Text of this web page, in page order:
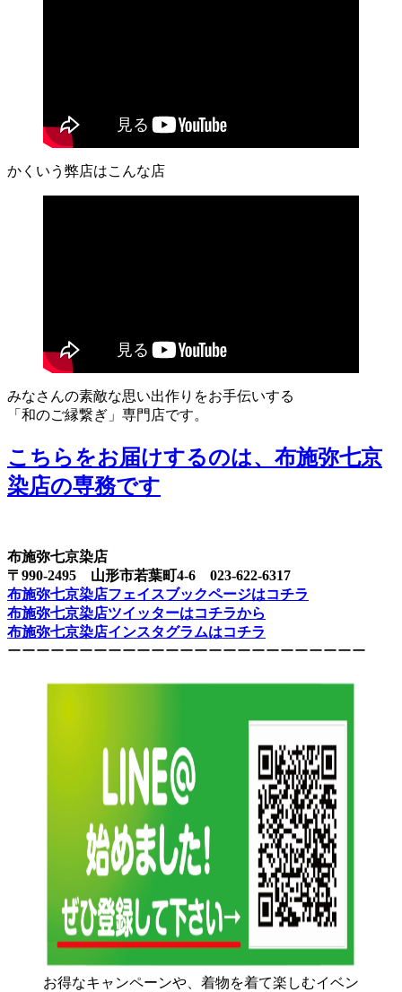
かくいう弊店はこんな店
みなさんの素敵な思い出作りをお手伝いする
「和のご縁繋ぎ」専門店です。
こちらをお届けするのは、布施弥七京
染店の専務です
布施弥七京染店
〒990-2495 山形市若葉町4-6 023-622-6317
布施弥七京染店フェイスブックページはコチラ
布施弥七京染店ツイッターはコチラから
布施弥七京染店インスタグラムはコチラ
ーーーーーーーーーーーーーーーーーーーーーーーーー
お得なキャンペーンや、着物を着て楽しむイベン